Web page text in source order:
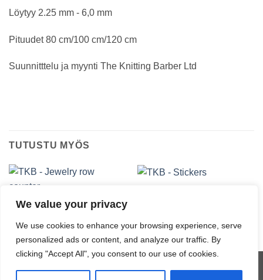
We value your privacy
We use cookies to enhance your browsing experience, serve
personalized ads or content, and analyze our traffic. By
clicking "Accept All", you consent to our use of cookies.
Löytyy 2.25 mm - 6,0 mm
Pituudet 80 cm/100 cm/120 cm
Suunnitttelu ja myynti The Knitting Barber Ltd
TUTUSTU MYÖS
TKB TUOTTEET
10,80€
-
Visa MasterCardCredit
Klarna